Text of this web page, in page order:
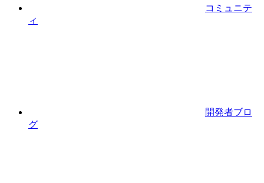
コミュニテ
ィ
開発者ブロ
グ